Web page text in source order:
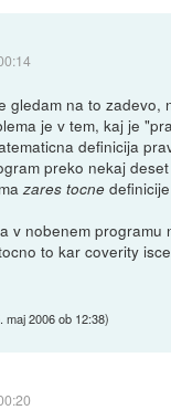
gledam na to zadevo,
je v tem, kaj je
definicija
preko nekaj
zares tocne
v nobenem programu
to kar coverity
maj 2006 ob 12:38)